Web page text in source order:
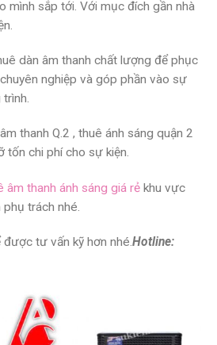
mình sắp tới. Với mục đích gần nhà
dàn âm thanh chất lượng để phục
nghiệp và góp phần vào sự
thanh Q.2 , thuê ánh sáng quận 2
tốn chi phí cho sự kiện.
âm thanh ánh sáng giá rẻ khu vực
trách nhé.
tư vấn kỹ hơn nhé.Hotline: